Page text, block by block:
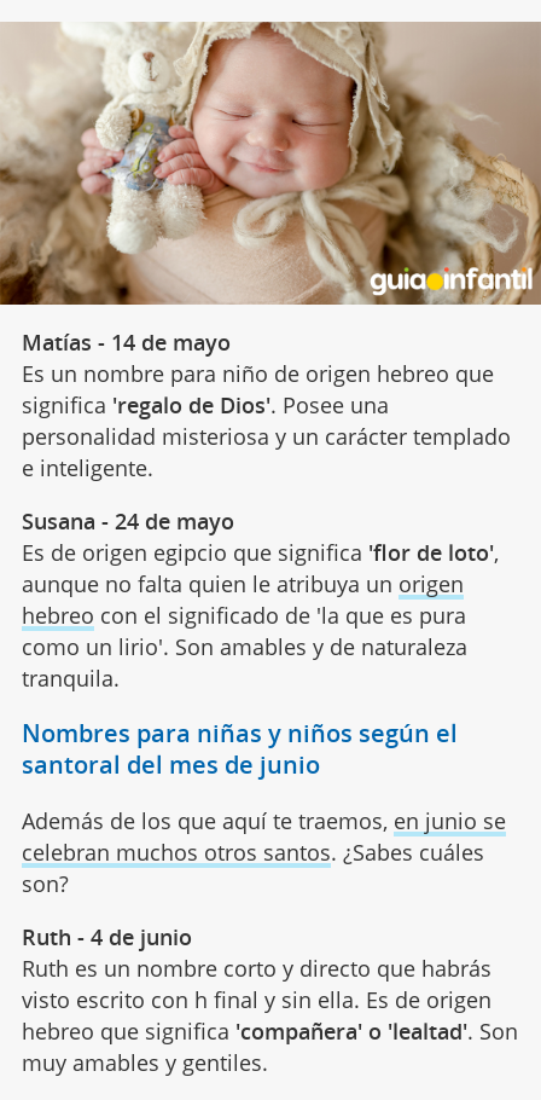
Matías - 14 de mayo
Es un nombre para niño de origen hebreo que
significa 'regalo de Dios'. Posee una
personalidad misteriosa y un carácter templado
e inteligente.
Susana - 24 de mayo
Es de origen egipcio que significa 'flor de loto',
aunque no falta quien le atribuya un origen
hebreo con el significado de 'la que es pura
como un lirio'. Son amables y de naturaleza
tranquila.
Nombres para niñas y niños según el
santoral del mes de junio
Además de los que aquí te traemos, en junio se
celebran muchos otros santos. ¿Sabes cuáles
son?
Ruth - 4 de junio
Ruth es un nombre corto y directo que habrás
visto escrito con h final y sin ella. Es de origen
hebreo que significa 'compañera' o 'lealtad'. Son
muy amables y gentiles.